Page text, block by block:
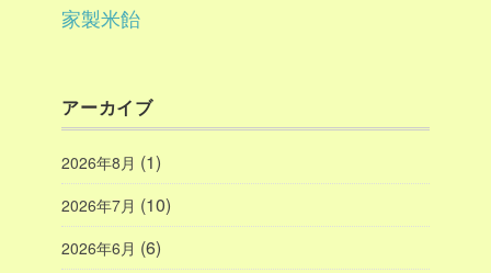
家製米飴
アーカイブ
2026年8月 (1)
2026年7月 (10)
2026年6月 (6)